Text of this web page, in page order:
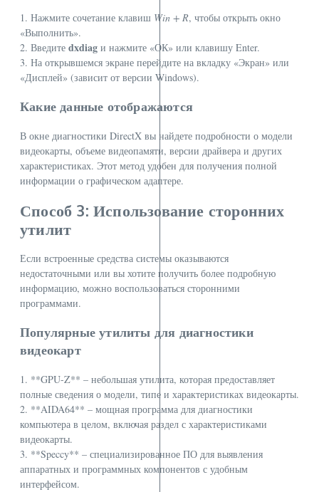
1. Нажмите сочетание клавиш Win + R, чтобы открыть окно
«Выполнить».
2. Введите dxdiag и нажмите «ОК» или клавишу Enter.
3. На открывшемся экране перейдите на вкладку «Экран» или
«Дисплей» (зависит от версии Windows).
Какие данные отображаются
В окне диагностики DirectX вы найдете подробности о модели
видеокарты, объеме видеопамяти, версии драйвера и других
характеристиках. Этот метод удобен для получения полной
информации о графическом адаптере.
Способ 3: Использование сторонних
утилит
Если встроенные средства системы оказываются
недостаточными или вы хотите получить более подробную
информацию, можно воспользоваться сторонними
программами.
Популярные утилиты для диагностики
видеокарт
1. **GPU-Z** – небольшая утилита, которая предоставляет
полные сведения о модели, типе и характеристиках видеокарты.
2. **AIDA64** – мощная программа для диагностики
компьютера в целом, включая раздел с характеристиками
видеокарты.
3. **Speccy** – специализированное ПО для выявления
аппаратных и программных компонентов с удобным
интерфейсом.